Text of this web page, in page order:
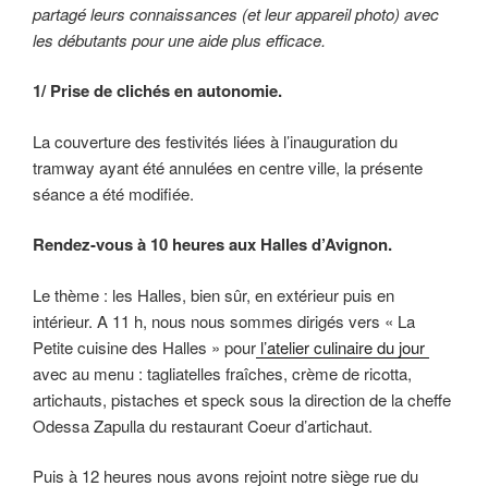
partagé leurs connaissances (et leur appareil photo) avec
les débutants pour une aide plus efficace.
1/ Prise de clichés en autonomie.
La couverture des festivités liées à l’inauguration du
tramway ayant été annulées en centre ville, la présente
séance a été modifiée.
Rendez-vous à 10 heures aux Halles d’Avignon.
Le thème : les Halles, bien sûr, en extérieur puis en
intérieur. A 11 h, nous nous sommes dirigés vers « La
Petite cuisine des Halles » pour l’atelier culinaire du jour
avec au menu : tagliatelles fraîches, crème de ricotta,
artichauts, pistaches et speck sous la direction de la cheffe
Odessa Zapulla du restaurant Coeur d’artichaut.
Puis à 12 heures nous avons rejoint notre siège rue du